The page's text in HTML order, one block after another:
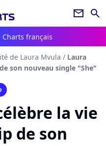
newsletter search
Charts français
de Laura Mvula / Laura
son nouveau single "She"
la vie
de son